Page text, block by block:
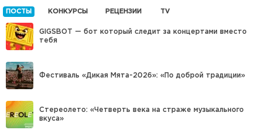
ПОСТЫ КОНКУРСЫ РЕЦЕНЗИИ TV
GIGSBOT — бот который следит за концертами вместо
тебя
Фестиваль «Дикая Мята-2026»: «По доброй традиции»
Стереолето: «Четверть века на страже музыкального
вкуса»